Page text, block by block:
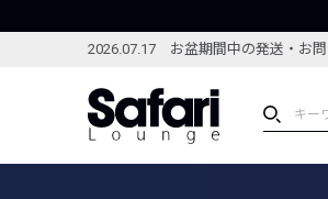
2026.07.17 お盆期間中の発送・お